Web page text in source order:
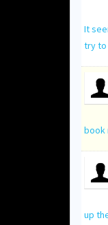
It
try to
book
up